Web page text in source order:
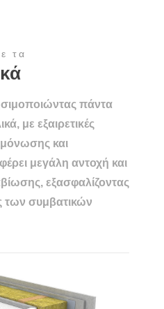
τα
πάντα
με εξαιρετικές
και
μεγάλη αντοχή και
εξασφαλίζοντας
των συμβατικών